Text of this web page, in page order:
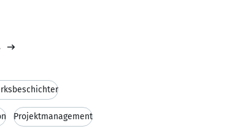
Projektmanagement